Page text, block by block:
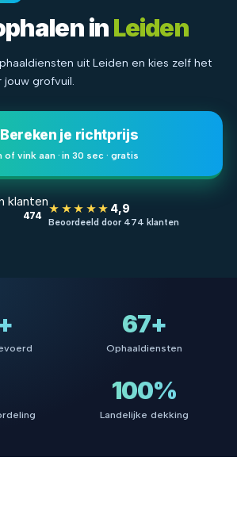
inLeiden
uit Leiden en kies zelf het
grofvuil.
je richtprijs
of vink aan · in 30 sec · gratis
474 ★★★★★ 4,9
Beoordeeld door 474 klanten
67+
Ophaaldiensten
100%
Landelijke dekking